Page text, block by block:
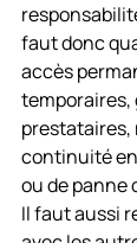
faut donc
accès
temporaires,
prestataires,
continuité
ou de panne
Il faut aussi